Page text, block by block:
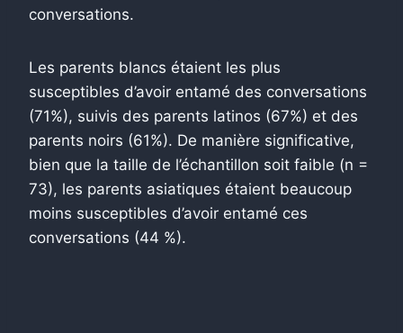
conversations.
Les parents blancs étaient les plus
susceptibles d’avoir entamé des conversations
(71%), suivis des parents latinos (67%) et des
parents noirs (61%). De manière significative,
bien que la taille de l’échantillon soit faible (n =
73), les parents asiatiques étaient beaucoup
moins susceptibles d’avoir entamé ces
conversations (44 %).